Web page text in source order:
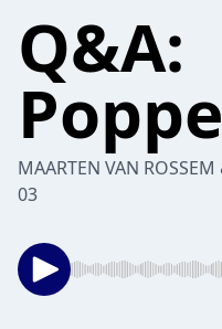
Q&A:
MAARTEN VAN
03